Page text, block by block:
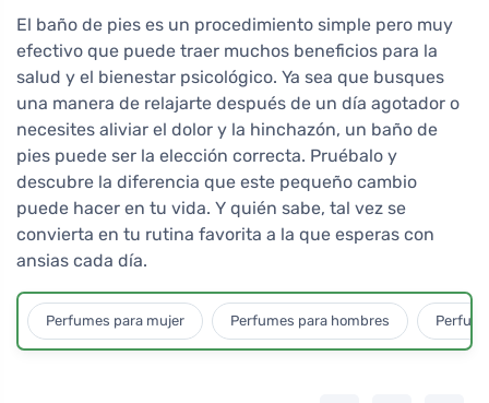
El baño de pies es un procedimiento simple pero muy
efectivo que puede traer muchos beneficios para la
salud y el bienestar psicológico. Ya sea que busques
una manera de relajarte después de un día agotador o
necesites aliviar el dolor y la hinchazón, un baño de
pies puede ser la elección correcta. Pruébalo y
descubre la diferencia que este pequeño cambio
puede hacer en tu vida. Y quién sabe, tal vez se
convierta en tu rutina favorita a la que esperas con
ansias cada día.
Perfumes para mujer Perfumes para hombres